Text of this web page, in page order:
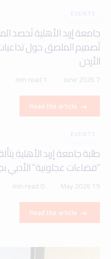
EVENTS
جامعة إربد الأهلية تَحصد
تَصميم الملصق حول
الأردن
7 June 2026
1 min read
Read the article
EVENTS
طلبة جامعة إربد الأهلية
“فضاءات عجلونية” الأدبي
19 May 2026
0 min read
Read the article